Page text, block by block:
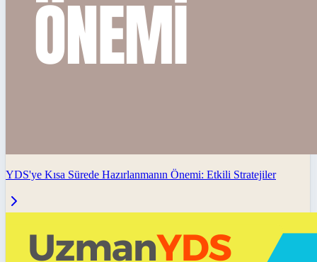
YDS'ye Kısa Sürede Hazırlanmanın Önemi: Etkili Stratejiler